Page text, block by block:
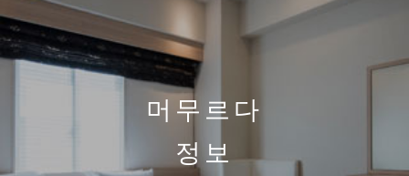
머무르다
정보